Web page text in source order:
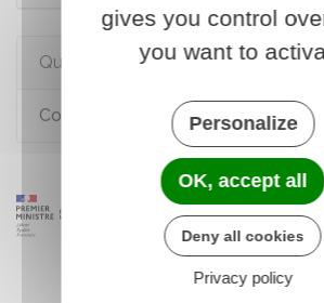
Questions ? Réponses !
Comment consulter gratuitement
gives you control
you want to
Personalize
OK, accept all
Deny all cookies
Privacy policy